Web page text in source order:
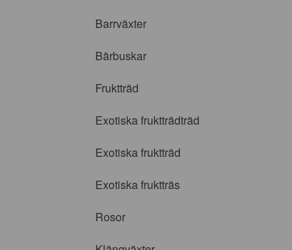
Barrväxter
Bärbuskar
Fruktträd
Exotiska fruktträdträd
Exotiska fruktträd
Exotiska fruktträs
Rosor